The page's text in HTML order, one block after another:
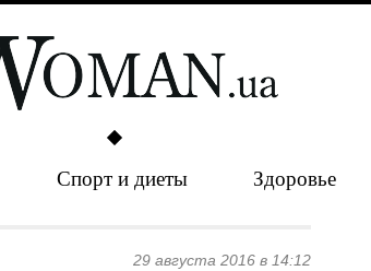
Спорт и диеты Здоровье
29 августа 2016 в 14:12